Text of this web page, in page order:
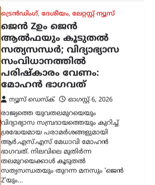
ഭാഗവത്. നിലവിലെ മുതിർന്ന
തലമുറയെക്കാൾ കൂടുതൽ
സത്യസന്ധതയും തുറന്ന മനസും ‘ജെൻ
Z’യും…
അന്താരാഷ്ട്രം ട്രെൻഡിംഗ്
ലേറ്റസ്റ്റ് ന്യൂസ്
കൊടുംചൂടിൽ നായിറച്ചി
സൂപ്പ് കുടിക്കാൻ
സർക്കാർ നിർദേശം;
ഉത്തരകൊറിയയുടെ
ഉപദേശം ചർച്ചയാകുന്നു
ന്യൂസ് ഡെസ്ക്
ഓഗസ്റ്റ്‌ 6, 2026
ഉത്തരകൊറിയയിൽ അനുഭവപ്പെടുന്ന
അതിശക്തമായ ചൂടിനിടെ
പൊതുജനങ്ങൾക്കായി സർക്കാർ